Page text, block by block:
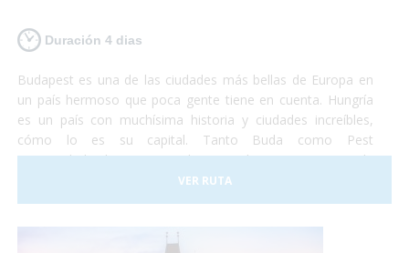
Duración 4 dias
Budapest es una de las ciudades más bellas de Europa en
un país hermoso que poca gente tiene en cuenta. Hungría
es un país con muchísima historia y ciudades increíbles,
cómo lo es su capital. Tanto Buda como Pest
eran ciudades hermosas y ahora que lucen como una sola
son la combinación más bella que puedas imaginar. Así que
si tienes unos días no te lo pienses más y vete a conocer
tus necesidades y tu... ¡deberás encargarte de disfrutar!
VER RUTA